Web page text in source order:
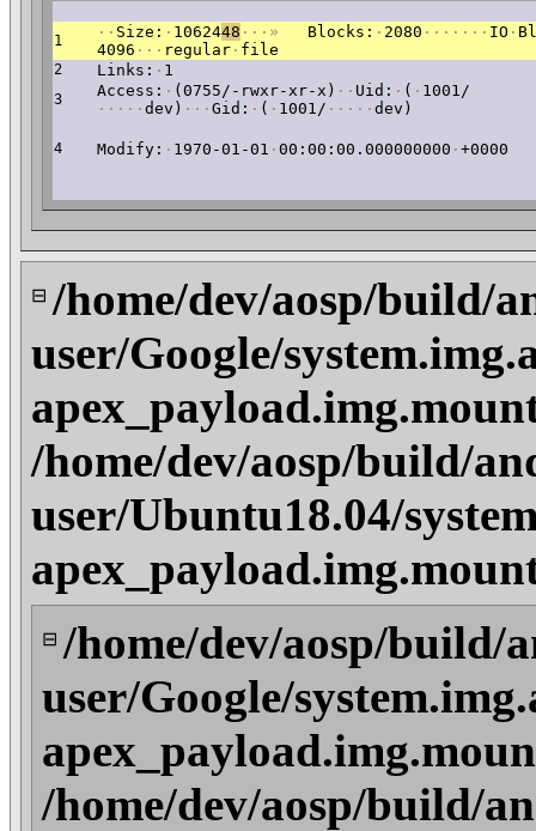
1 · · Size: · 1062448 · · · » Blocks: · 2080 · · · · · · · IO ·
4096 · · · regular · file
2 Links: · 1
3 Access: · (0755/-rwxr-xr-x) · · Uid: · ( · 1001/
· · · · · dev) · · · Gid: · ( · 1001/ · · · · · dev)
4 Modify: · 1970-01-01 · 00:00:00.000000000 · +0000
⊟ /home/dev/aosp/build/
user/Google/
/home/dev/aosp/build/
user/Ubuntu18.04/
⊟ /home/dev/aosp/build/
user/Google/
/home/dev/aosp/build/